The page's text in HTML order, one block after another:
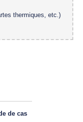
thermiques, etc.)
de cas